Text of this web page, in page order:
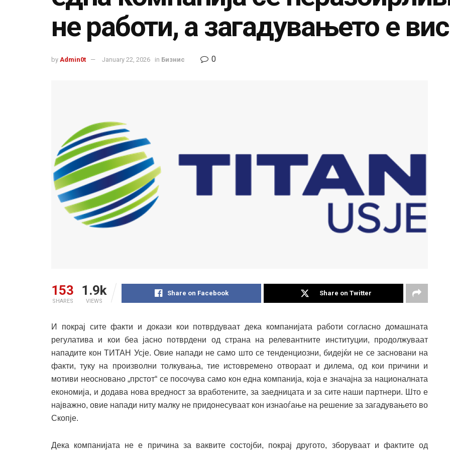
не работи, а загадувањето е
by Admin0t January 22, 2026 in Бизнис 0
153
SHARES
1.9k
VIEWS
Share on Facebook Share on Twitter
И покрај сите факти и докази кои потврдуваат дека компанијата работи согласно домашната
регулатива и кои беа јасно потврдени од страна на релевантните институции, продолжуваат
нападите кон ТИТАН Усје. Овие напади не само што се тенденциозни, бидејќи не се засновани на
факти, туку на произволни толкувања, тие истовремено отвораат и дилема, од кои причини и
мотиви неосновано „прстот“ се посочува само кон една компанија, која е значајна за националната
економија, и додава нова вредност за вработените, за заедницата и за сите наши партнери. Што е
најважно, овие напади ниту малку не придонесуваат кон изнаоѓање на решение за загадувањето во
Скопје.
Дека компанијата не е причина за ваквите состојби, покрај другото, зборуваат и фактите од